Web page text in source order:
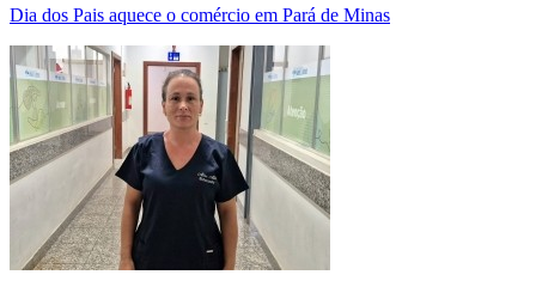
Dia dos Pais aquece o comércio em Pará de Minas